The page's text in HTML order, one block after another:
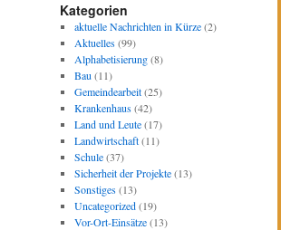
Kategorien
aktuelle Nachrichten in Kürze(2)
Aktuelles(99)
Alphabetisierung(8)
Bau (11)
Gemeindearbeit(25)
Krankenhaus(42)
Land und Leute(17)
Landwirtschaft(11)
Schule(37)
Sicherheit der Projekte(13)
Sonstiges(13)
Uncategorized(19)
Vor-Ort-Einsätze(13)